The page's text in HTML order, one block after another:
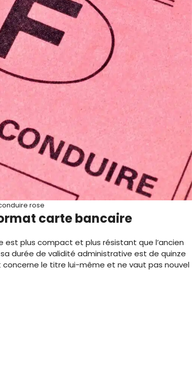
rose
carte bancaire
plus compact et plus résistant que l’ancien
durée de validité administrative est de quinze
concerne le titre lui-même et ne vaut pas nouvel